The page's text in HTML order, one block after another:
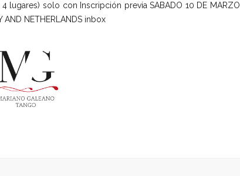
lugares) solo con Inscripción previa SABADO 10 DE MARZO
AND NETHERLANDS inbox